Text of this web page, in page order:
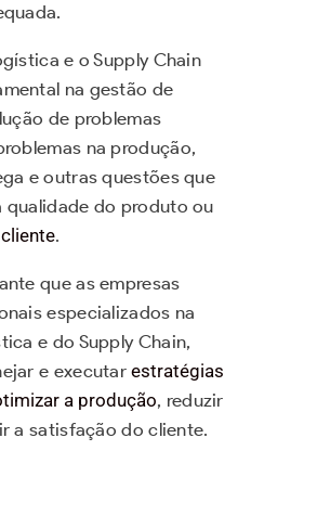
e o Supply Chain
na gestão de
de problemas
na produção,
e outras questões que
qualidade do produto ou
.
que as empresas
especializados na
e do Supply Chain,
e executarestratégias
a produção, reduzir
a satisfação do cliente.